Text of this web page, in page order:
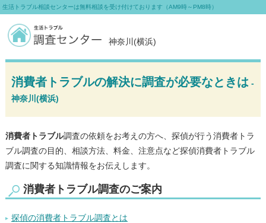
消費者トラブルの解決に調査が必要なときは -
神奈川(横浜)
消費者トラブル調査の依頼をお考えの方へ、探偵が行う消費者トラ
ブル調査の目的、相談方法、料金、注意点など探偵消費者トラブル
調査に関する知識情報をお伝えします。
消費者トラブル調査のご案内
探偵の消費者トラブル調査とは
神奈川(横浜)
生活トラブル相談センターは無料相談を受け付けております（AM9時～PM8時）